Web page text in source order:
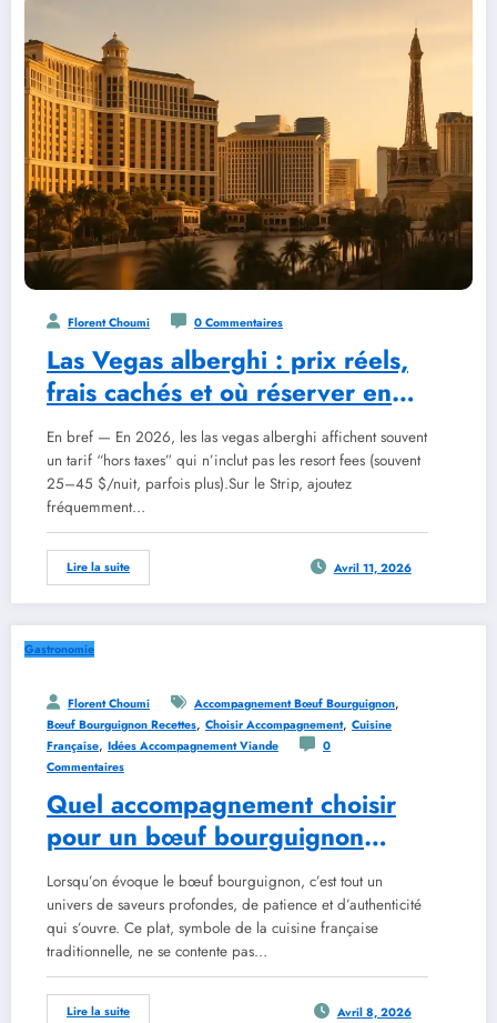
Florent Choumi 0 Commentaires
Las Vegas alberghi : prix réels,
frais cachés et où réserver en
2026
En bref — En 2026, les las vegas alberghi affichent souvent
un tarif “hors taxes” qui n’inclut pas les resort fees (souvent
25–45 $/nuit, parfois plus).Sur le Strip, ajoutez
fréquemment…
Lire la suite Avril 11, 2026
Gastronomie
Florent Choumi Accompagnement Bœuf Bourguignon,
Bœuf Bourguignon Recettes, Choisir Accompagnement, Cuisine
Française, Idées Accompagnement Viande
0
Commentaires
Quel accompagnement choisir
pour un bœuf bourguignon
réussi
Lorsqu’on évoque le bœuf bourguignon, c’est tout un
univers de saveurs profondes, de patience et d’authenticité
qui s’ouvre. Ce plat, symbole de la cuisine française
traditionnelle, ne se contente pas…
Lire la suite Avril 8, 2026